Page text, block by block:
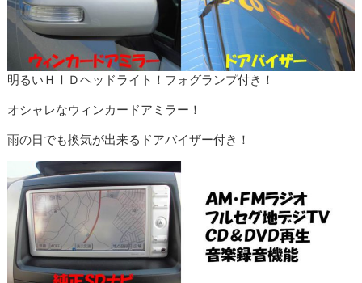
明るいＨⅠＤヘッドライト！フォグランプ付き！
オシャレなウィンカードアミラー！
雨の日でも換気が出来るドアバイザー付き！